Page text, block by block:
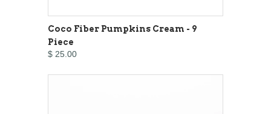
Coco Fiber Pumpkins Cream - 9
Piece
$ 25.00